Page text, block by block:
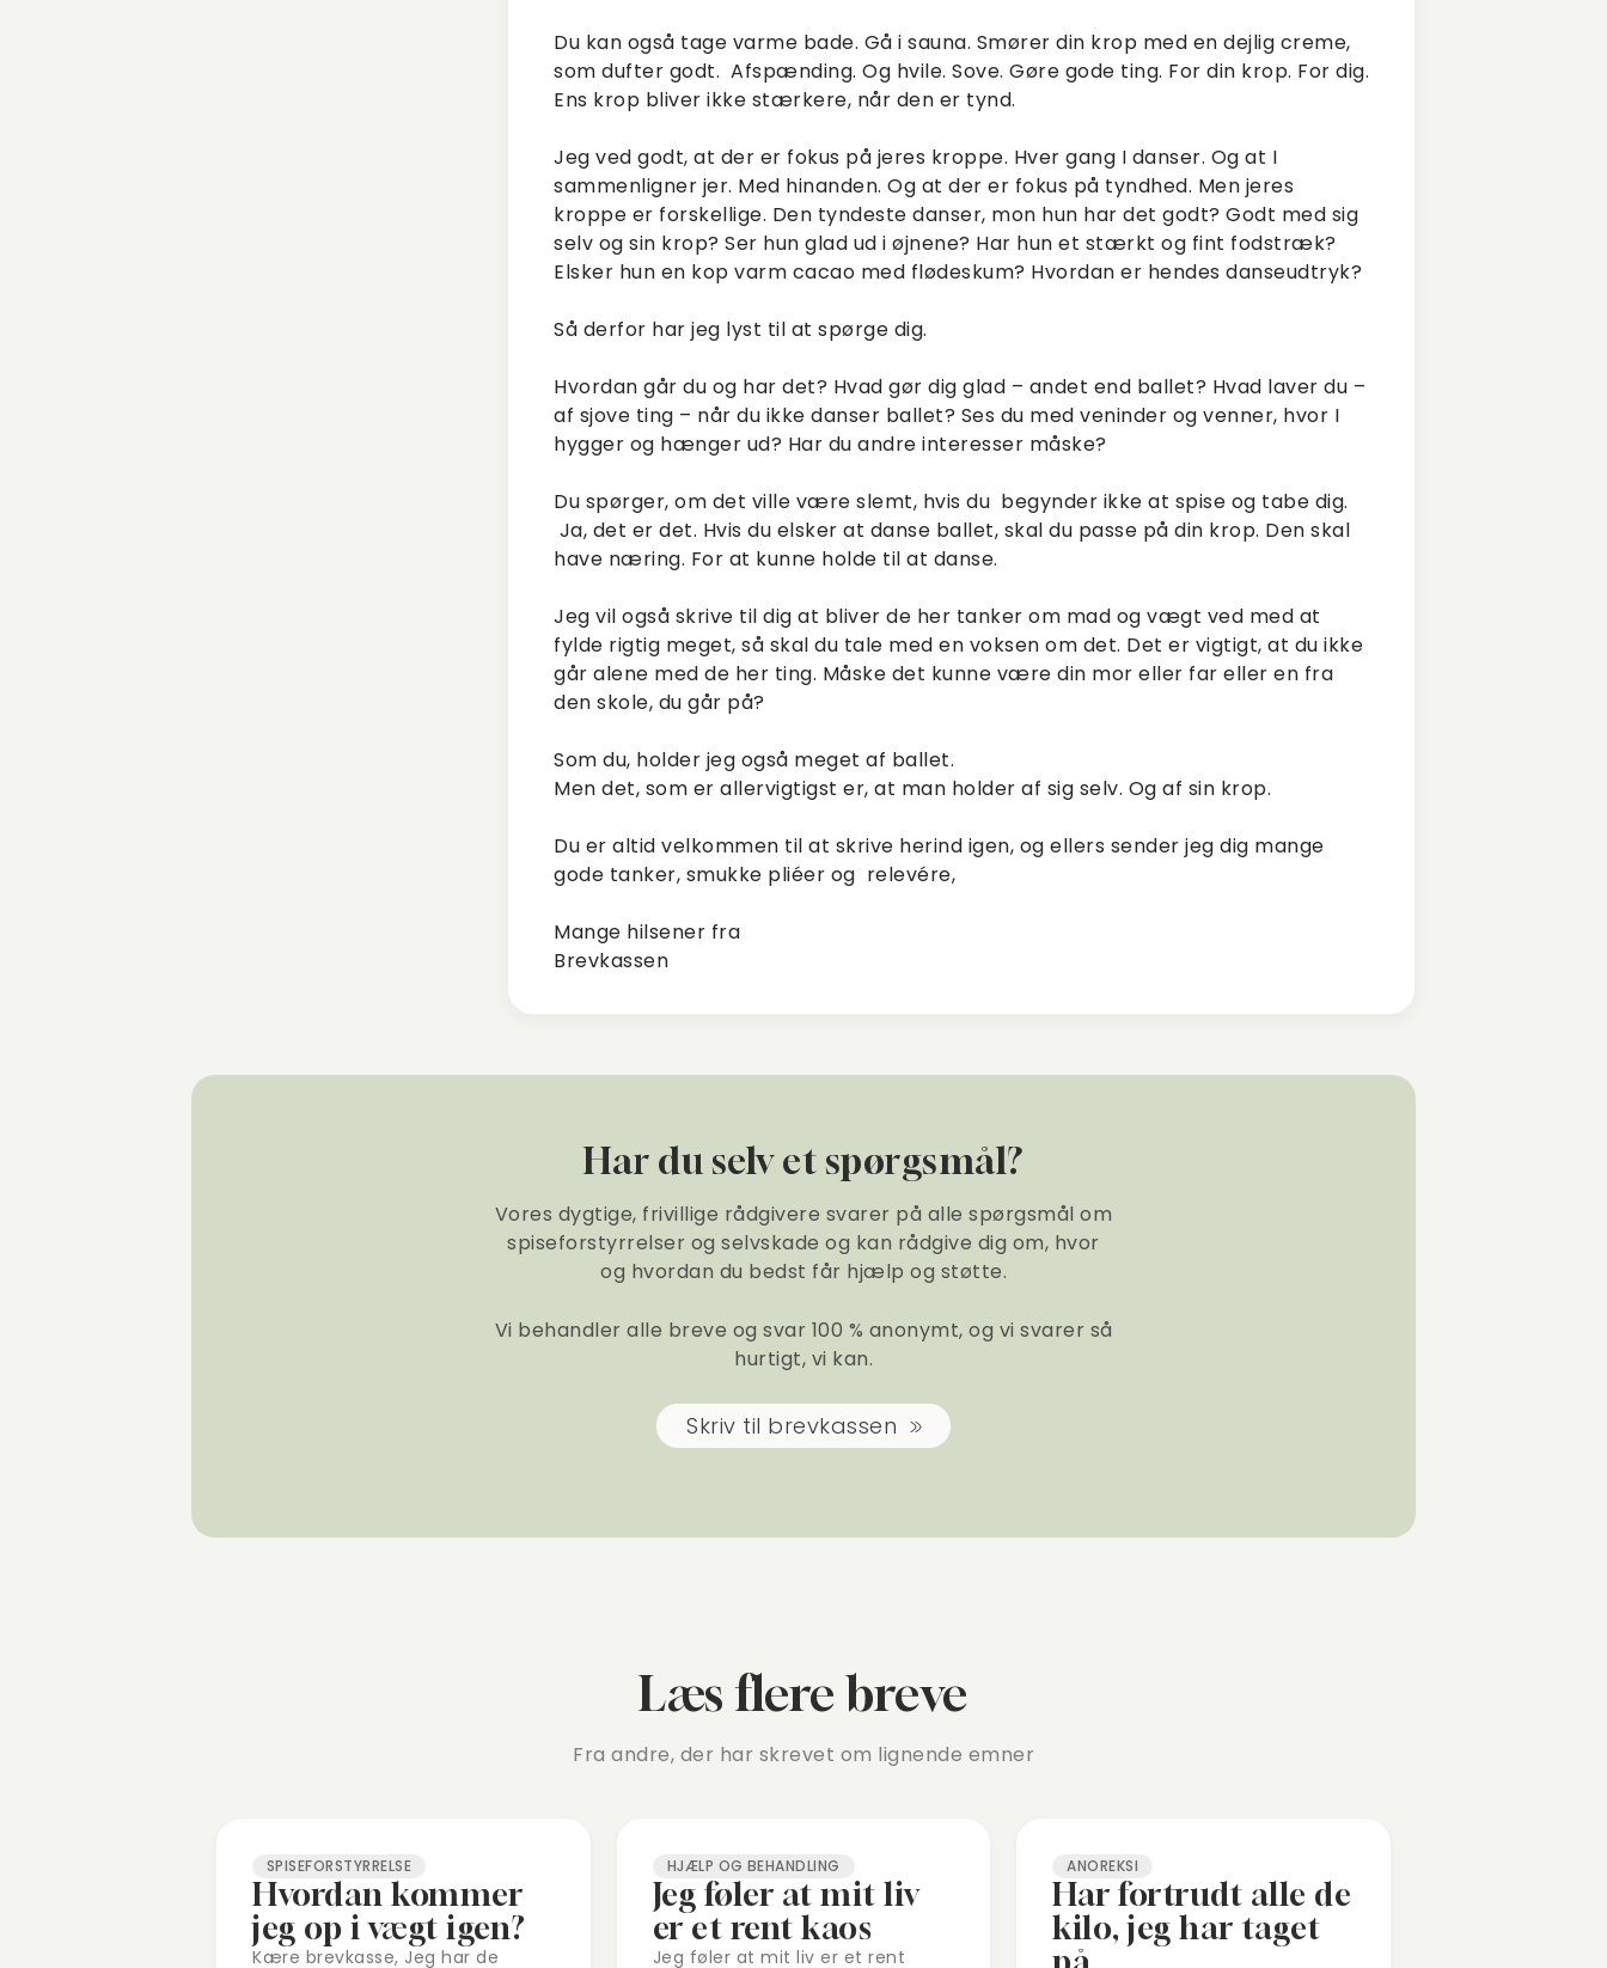
Du kan også tage varme bade. Gå i sauna. Smører din krop med en dejlig creme,
som dufter godt. Afspænding. Og hvile. Sove. Gøre gode ting. For din krop. For dig.
Ens krop bliver ikke stærkere, når den er tynd.
Jeg ved godt, at der er fokus på jeres kroppe. Hver gang I danser. Og at I
sammenligner jer. Med hinanden. Og at der er fokus på tyndhed. Men jeres
kroppe er forskellige. Den tyndeste danser, mon hun har det godt? Godt med sig
selv og sin krop? Ser hun glad ud i øjnene? Har hun et stærkt og fint fodstræk?
Elsker hun en kop varm cacao med flødeskum? Hvordan er hendes danseudtryk?
Så derfor har jeg lyst til at spørge dig.
Hvordan går du og har det? Hvad gør dig glad – andet end ballet? Hvad laver du –
af sjove ting – når du ikke danser ballet? Ses du med veninder og venner, hvor I
hygger og hænger ud? Har du andre interesser måske?
Du spørger, om det ville være slemt, hvis du begynder ikke at spise og tabe dig.
Ja, det er det. Hvis du elsker at danse ballet, skal du passe på din krop. Den skal
have næring. For at kunne holde til at danse.
Jeg vil også skrive til dig at bliver de her tanker om mad og vægt ved med at
fylde rigtig meget, så skal du tale med en voksen om det. Det er vigtigt, at du ikke
går alene med de her ting. Måske det kunne være din mor eller far eller en fra
den skole, du går på?
Som du, holder jeg også meget af ballet.
Men det, som er allervigtigst er, at man holder af sig selv. Og af sin krop.
Du er altid velkommen til at skrive herind igen, og ellers sender jeg dig mange
gode tanker, smukke pliéer og relevére,
Mange hilsener fra
Brevkassen
Har du selv et spørgsmål?
Vores dygtige, frivillige rådgivere svarer på alle spørgsmål om
spiseforstyrrelser og selvskade og kan rådgive dig om, hvor
og hvordan du bedst får hjælp og støtte.
Vi behandler alle breve og svar 100 % anonymt, og vi svarer så
hurtigt, vi kan.
Skriv til brevkassen
Læs flere breve
Fra andre, der har skrevet om lignende emner
SPISEFORSTYRRELSE
Hvordan kommer
jeg op i vægt igen?
Kære brevkasse, Jeg har de
HJÆLP OG BEHANDLING
Jeg føler at mit liv
er et rent kaos
Jeg føler at mit liv er et rent
ANOREKSI
Har fortrudt alle de
kilo, jeg har taget